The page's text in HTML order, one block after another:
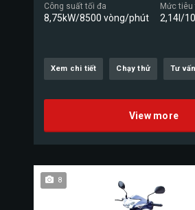
Công suất tối đa
8,75kW/8500 vòng/phút
Mức
2,14l/
Xem chi tiết Chạy thử Tư
View more
8